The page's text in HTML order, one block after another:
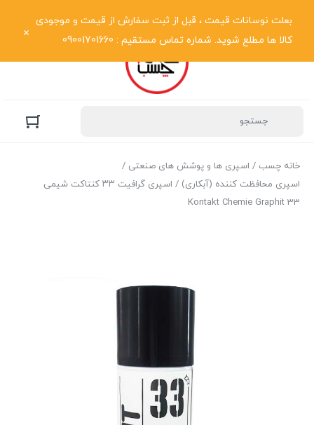
بعلت نوسانات قیمت ، قبل از ثبت سفارش از قیمت و موجودی
کالا ها مطلع شوید. شماره تماس مستقیم : 09001701660
خانه چسب / اسپری ها و پوشش های صنعتی /
اسپری محافظت کننده (آبکاری)
/ اسپری گرافیت ۳۳ کنتاکت شیمی
Kontakt Chemie Graphit 33